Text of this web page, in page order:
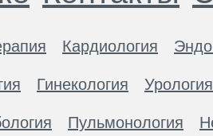
Кардиология
Гинекология Урология
Пульмонология